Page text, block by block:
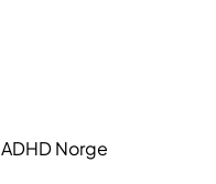
ADHD Norge